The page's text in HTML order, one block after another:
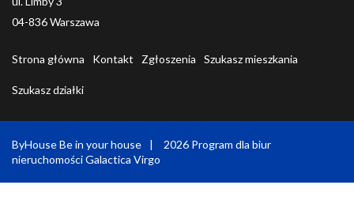
04-836 Warszawa
Strona główna Kontakt Zgłoszenia Szukasz mieszkania
Szukasz działki
ByHouse Be in your house 2026 Program dla biur
nieruchomościGalactica Virgo